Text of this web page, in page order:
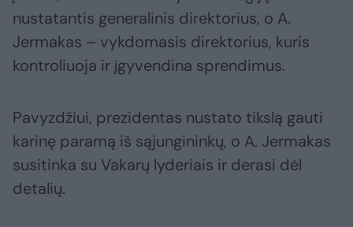
nustatantis generalinis direktorius, o A.
Jermakas – vykdomasis direktorius, kuris
kontroliuoja ir įgyvendina sprendimus.
Pavyzdžiui, prezidentas nustato tikslą gauti
karinę paramą iš sąjungininkų, o A. Jermakas
susitinka su Vakarų lyderiais ir derasi dėl
detalių.